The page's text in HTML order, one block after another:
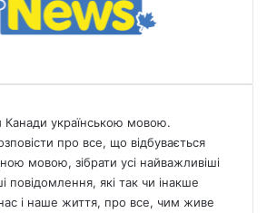
Канади українською мовою.
про все, що відбувається
мовою, зібрати усі найважливіші
повідомлення, які так чи інакше
і наше життя, про все, чим живе